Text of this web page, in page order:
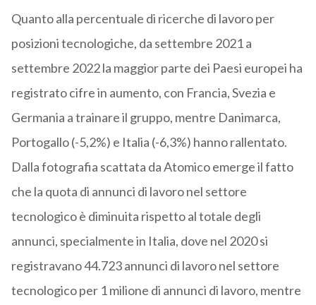
Quanto alla percentuale di ricerche di lavoro per
posizioni tecnologiche, da settembre 2021 a
settembre 2022 la maggior parte dei Paesi europei ha
registrato cifre in aumento, con Francia, Svezia e
Germania a trainare il gruppo, mentre Danimarca,
Portogallo (-5,2%) e Italia (-6,3%) hanno rallentato.
Dalla fotografia scattata da Atomico emerge il fatto
che la quota di annunci di lavoro nel settore
tecnologico è diminuita rispetto al totale degli
annunci, specialmente in Italia, dove nel 2020 si
registravano 44.723 annunci di lavoro nel settore
tecnologico per 1 milione di annunci di lavoro, mentre